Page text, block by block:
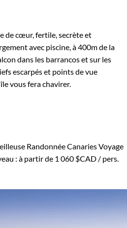
de cœur, fertile, secrète et
avec piscine, à 400m de la
dans les barrancos et sur les
escarpés et points de vue
vous fera chavirer.
Randonnée CanariesVoyage
: à partir de 1 060 $CAD / pers.